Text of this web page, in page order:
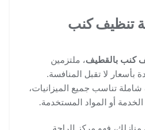
تنظيف كنب
كنب بالقطيف، ملتزمين
بأسعار لا تقبل المنافسة.
تناسب جميع الميزانيات،
أو المواد المستخدمة.
فهو مركز الراحة